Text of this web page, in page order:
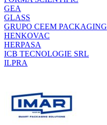
GEA
GLASS
GRUPO CEEM PACKAGING
HENKOVAC
HERPASA
ICB TECNOLOGIE SRL
ILPRA